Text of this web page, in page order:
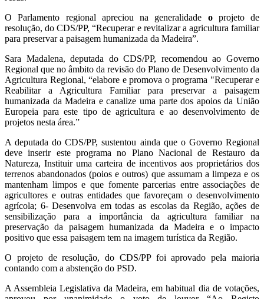
O Parlamento regional apreciou na generalidade o projeto de
resolução, do CDS/PP, “Recuperar e revitalizar a agricultura familiar
para preservar a paisagem humanizada da Madeira”.
Sara Madalena, deputada do CDS/PP, recomendou ao Governo
Regional que no âmbito da revisão do Plano de Desenvolvimento da
Agricultura Regional, “elabore e promova o programa "Recuperar e
Reabilitar a Agricultura Familiar para preservar a paisagem
humanizada da Madeira e canalize uma parte dos apoios da União
Europeia para este tipo de agricultura e ao desenvolvimento de
projetos nesta área.”
A deputada do CDS/PP, sustentou ainda que o Governo Regional
deve inserir este programa no Plano Nacional de Restauro da
Natureza, Instituir uma carteira de incentivos aos proprietários dos
terrenos abandonados (poios e outros) que assumam a limpeza e os
mantenham limpos e que fomente parcerias entre associações de
agricultores e outras entidades que favoreçam o desenvolvimento
agrícola; 6- Desenvolva em todas as escolas da Região, ações de
sensibilização para a importância da agricultura familiar na
preservação da paisagem humanizada da Madeira e o impacto
positivo que essa paisagem tem na imagem turística da Região.
O projeto de resolução, do CDS/PP foi aprovado pela maioria
contando com a abstenção do PSD.
A Assembleia Legislativa da Madeira, em habitual dia de votações,